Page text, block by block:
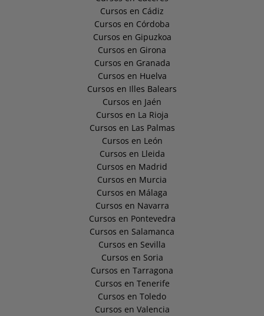
Cursos en Cádiz
Cursos en Córdoba
Cursos en Gipuzkoa
Cursos en Girona
Cursos en Granada
Cursos en Huelva
Cursos en Illes Balears
Cursos en Jaén
Cursos en La Rioja
Cursos en Las Palmas
Cursos en León
Cursos en Lleida
Cursos en Madrid
Cursos en Murcia
Cursos en Málaga
Cursos en Navarra
Cursos en Pontevedra
Cursos en Salamanca
Cursos en Sevilla
Cursos en Soria
Cursos en Tarragona
Cursos en Tenerife
Cursos en Toledo
Cursos en Valencia